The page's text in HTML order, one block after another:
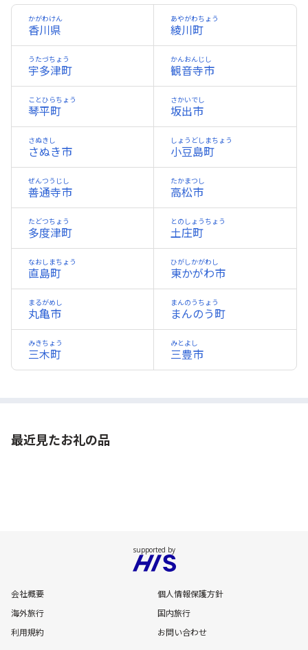
香川県
かがわけん
綾川町
あやがわちょう
宇多津町
うたづちょう
観音寺市
かんおんじし
琴平町
ことひらちょう
坂出市
さかいでし
さぬき市
さぬきし
小豆島町
しょうどしまちょう
善通寺市
ぜんつうじし
高松市
たかまつし
多度津町
たどつちょう
土庄町
とのしょうちょう
直島町
なおしまちょう
東かがわ市
ひがしかがわし
丸亀市
まるがめし
まんのう町
まんのうちょう
三木町
みきちょう
三豊市
みとよし
最近見たお礼の品
会社概要
個人情報保護方針
海外旅行
国内旅行
利用規約
お問い合わせ